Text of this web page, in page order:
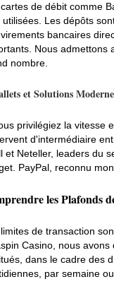
de débit comme
utilisées. Les dépôts
bancaires
Nous admettons
nombre.
et Solutions
privilégiez la vitesse
d'intermédiaire
et Neteller, leaders du
PayPal, reconnu
les Plafonds
de transaction
Casino, nous
dans le cadre des
par semaine